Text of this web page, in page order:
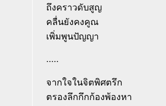
ถึงคราวดับสูญ
คลื่นยังคงคูณ
เพิ่มพูนปัญญา
.....
จากใจในจิตพิศตรึก
ตรองลึกกึกก้องพ้องหา